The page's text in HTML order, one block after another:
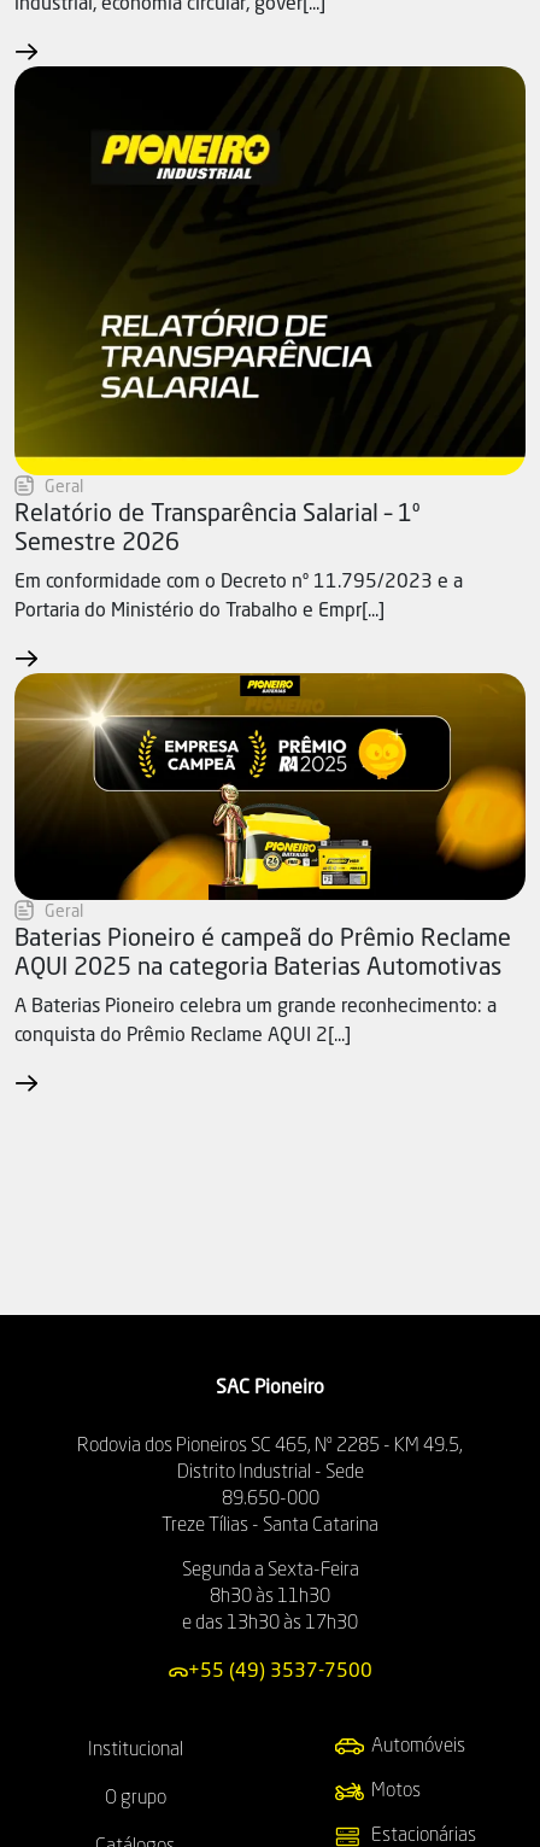
industrial, economia circular, gover[...]
Geral
Relatório de Transparência Salarial – 1º
Semestre 2026
Em conformidade com o Decreto nº 11.795/2023 e a
Portaria do Ministério do Trabalho e Empr[...]
Geral
Baterias Pioneiro é campeã do Prêmio Reclame
AQUI 2025 na categoria Baterias Automotivas
A Baterias Pioneiro celebra um grande reconhecimento: a
conquista do Prêmio Reclame AQUI 2[...]
SAC Pioneiro
Rodovia dos Pioneiros SC 465, Nº 2285 - KM 49.5,
Distrito Industrial - Sede
89.650-000
Treze Tílias - Santa Catarina
Segunda a Sexta-Feira
8h30 às 11h30
e das 13h30 às 17h30
+55 (49) 3537-7500
Institucional
O grupo
Automóveis
Motos
Estacionárias